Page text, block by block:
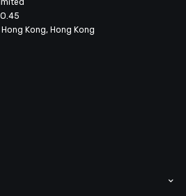
Hong Kong, Hong Kong